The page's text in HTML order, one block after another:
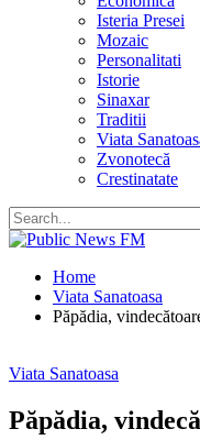
Isteria Presei
Mozaic
Personalitati
Istorie
Sinaxar
Traditii
Viata
Zvonotecă
Crestinatate
Home
Viata Sanatoasa
Păpădia,
Viata Sanatoasa
Păpădia,